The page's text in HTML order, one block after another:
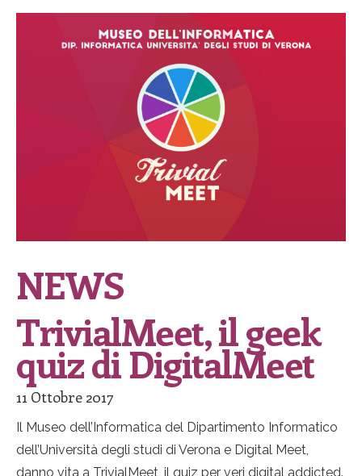
NEWS
TrivialMeet, il geek
quiz di DigitalMeet
11 Ottobre 2017
Il Museo dell’Informatica del Dipartimento Informatico
dell’Università degli studi di Verona e Digital Meet,
danno vita a TrivialMeet, il quiz per veri digital addicted.